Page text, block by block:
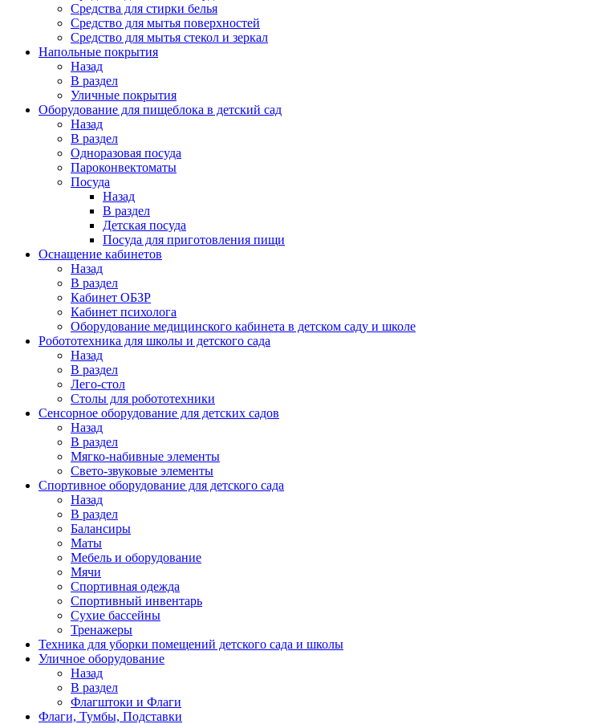
Средства для стирки белья
Средство для мытья поверхностей
Средство для мытья стекол и зеркал
Напольные покрытия
Назад
В раздел
Уличные покрытия
Оборудование для пищеблока в детский сад
Назад
В раздел
Одноразовая посуда
Пароконвектоматы
Посуда
Назад
В раздел
Детская посуда
Посуда для приготовления пищи
Оснащение кабинетов
Назад
В раздел
Кабинет ОБЗР
Кабинет психолога
Оборудование медицинского кабинета в детском саду и школе
Робототехника для школы и детского сада
Назад
В раздел
Лего-стол
Столы для робототехники
Сенсорное оборудование для детских садов
Назад
В раздел
Мягко-набивные элементы
Свето-звуковые элементы
Спортивное оборудование для детского сада
Назад
В раздел
Балансиры
Маты
Мебель и оборудование
Мячи
Спортивная одежда
Спортивный инвентарь
Сухие бассейны
Тренажеры
Техника для уборки помещений детского сада и школы
Уличное оборудование
Назад
В раздел
Флагштоки и Флаги
Флаги, Тумбы, Подставки